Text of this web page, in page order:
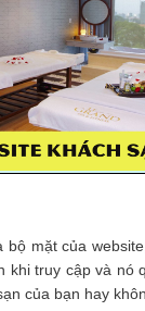
bộ mặt của
khi truy cập và nó
của bạn hay